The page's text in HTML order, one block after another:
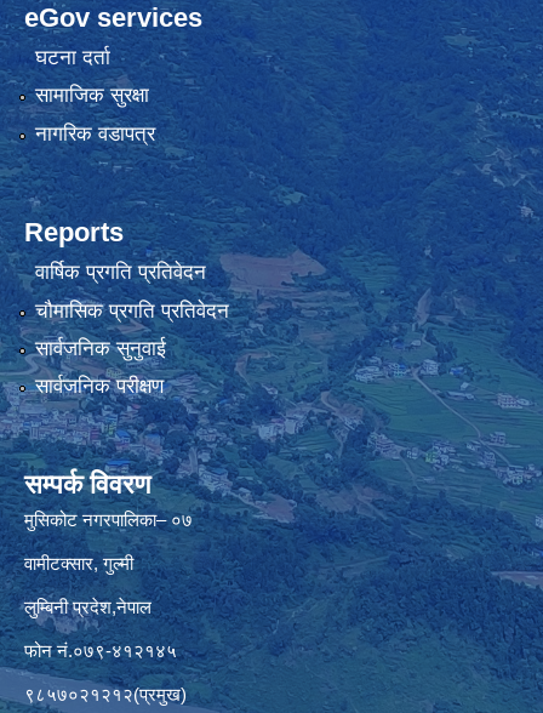
eGov services
घटना दर्ता
सामाजिक सुरक्षा
नागरिक वडापत्र
Reports
वार्षिक प्रगति प्रतिवेदन
चौमासिक प्रगति प्रतिवेदन
सार्वजनिक सुनुवाई
सार्वजनिक परीक्षण
सम्पर्क विवरण
मुसिकोट नगरपालिका– ०७
वामीटक्सार, गुल्मी
लुम्बिनी प्रदेश,नेपाल
फोन नं.०७९-४१२१४५
९८५७०२१२१२(प्रमुख)